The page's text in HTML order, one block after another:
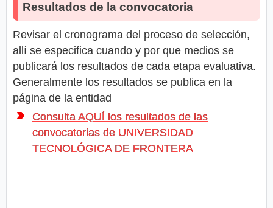
Resultados de la convocatoria
Revisar el cronograma del proceso de selección,
allí se especifica cuando y por que medios se
publicará los resultados de cada etapa evaluativa.
Generalmente los resultados se publica en la
página de la entidad
Consulta AQUÍ los resultados de las
convocatorias de UNIVERSIDAD
TECNOLÓGICA DE FRONTERA